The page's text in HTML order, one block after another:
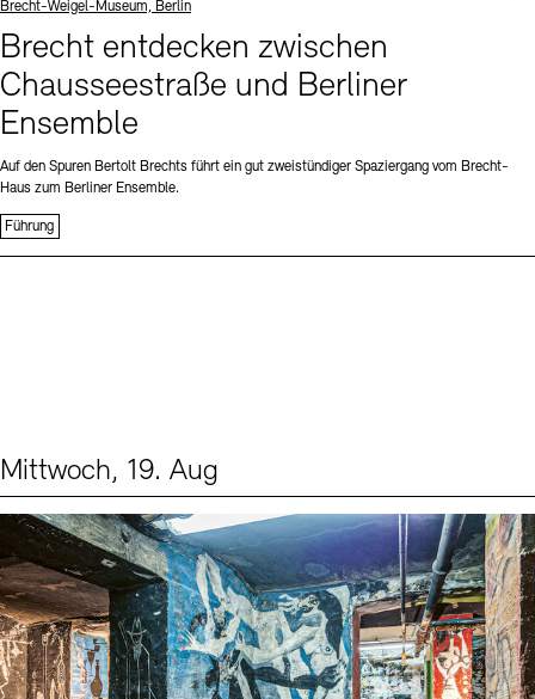
Standort
Brecht-Weigel-Museum, Berlin
Brecht entdecken zwischen
Chausseestraße und Berliner
Ensemble
Auf den Spuren Bertolt Brechts führt ein gut zweistündiger Spaziergang vom Brecht-
Haus zum Berliner Ensemble.
Führung
Mittwoch, 19. Aug